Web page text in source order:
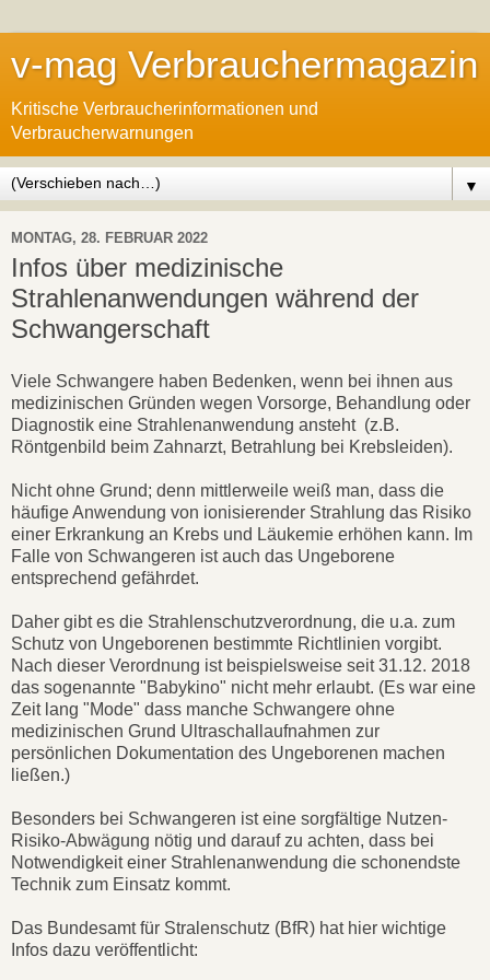
v-mag Verbrauchermagazin
Kritische Verbraucherinformationen und
Verbraucherwarnungen
▼
MONTAG, 28. FEBRUAR 2022
Infos über medizinische
Strahlenanwendungen während der
Schwangerschaft
Viele Schwangere haben Bedenken, wenn bei ihnen aus
medizinischen Gründen wegen Vorsorge, Behandlung oder
Diagnostik eine Strahlenanwendung ansteht (z.B.
Röntgenbild beim Zahnarzt, Betrahlung bei Krebsleiden).
Nicht ohne Grund; denn mittlerweile weiß man, dass die
häufige Anwendung von ionisierender Strahlung das Risiko
einer Erkrankung an Krebs und Läukemie erhöhen kann. Im
Falle von Schwangeren ist auch das Ungeborene
entsprechend gefährdet.
Daher gibt es die Strahlenschutzverordnung, die u.a. zum
Schutz von Ungeborenen bestimmte Richtlinien vorgibt.
Nach dieser Verordnung ist beispielsweise seit 31.12. 2018
das sogenannte "Babykino" nicht mehr erlaubt. (Es war eine
Zeit lang "Mode" dass manche Schwangere ohne
medizinischen Grund Ultraschallaufnahmen zur
persönlichen Dokumentation des Ungeborenen machen
ließen.)
Besonders bei Schwangeren ist eine sorgfältige Nutzen-
Risiko-Abwägung nötig und darauf zu achten, dass bei
Notwendigkeit einer Strahlenanwendung die schonendste
Technik zum Einsatz kommt.
Das Bundesamt für Stralenschutz (BfR) hat hier wichtige
Infos dazu veröffentlicht: